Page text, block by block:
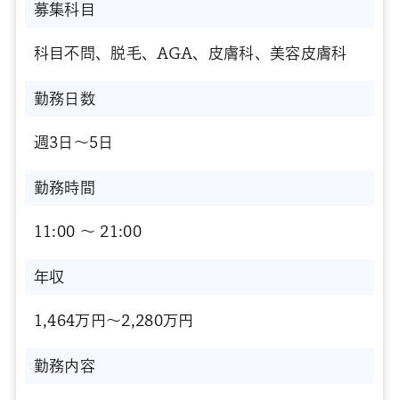
募集科目
科目不問、脱毛、AGA、皮膚科、美容皮膚科
勤務日数
週3日～5日
勤務時間
11:00 〜 21:00
年収
1,464万円～2,280万円
勤務内容